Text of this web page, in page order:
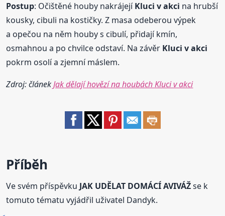
Postup: Očištěné houby nakrájejíKluci v akci na hrubší
kousky, cibuli na kostičky. Z masa odeberou výpek
a opečou na něm houby s cibulí, přidají kmín,
osmahnou a po chvilce odstaví. Na závěr Kluci v akci
pokrm osolí a zjemní máslem.
Zdroj: článekJak dělají hovězí na houbách Kluci v akci
Příběh
Ve svém příspěvku JAK UDĚLAT DOMÁCÍ AVIVÁŽse k
tomuto tématu vyjádřil uživatel Dandyk.